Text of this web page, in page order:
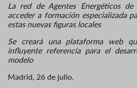
La red de Agentes Energéticos de
acceder a formación especializada
estas nuevas figuras locales
Se creará una plataforma web
influyente referencia para el
modelo
Madrid, 26 de julio.